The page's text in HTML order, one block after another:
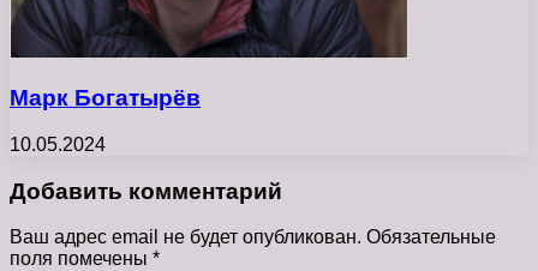
Марк Богатырёв
10.05.2024
Добавить комментарий
Ваш адрес email не будет опубликован. Обязательные
поля помечены *